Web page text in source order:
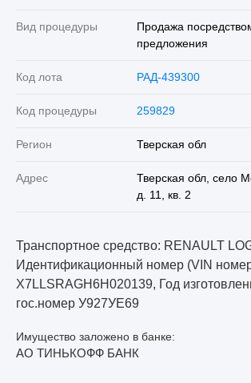
Вид процедуры
Продажа
предложения
Код лота РАД-439300
Код процедуры 259829
Регион Тверская обл
Адрес
Тверская обл, село
д. 11, кв. 2
Транспортное средство: RENAULT
Идентификационный номер (VIN
X7LLSRAGH6H020139, Год
гос.номер У927УЕ69
Имущество заложено в банке:
АО ТИНЬКОФФ БАНК